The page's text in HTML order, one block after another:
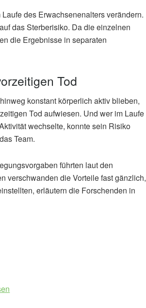
des Erwachsenenalters verändern.
das Sterberisiko. Da die einzelnen
die Ergebnisse in separaten
Tod
konstant körperlich aktiv blieben,
Tod aufwiesen. Und wer im Laufe
wechselte, konnte sein Risiko
Team.
führten laut den
verschwanden die Vorteile fast gänzlich,
erläutern die Forschenden in